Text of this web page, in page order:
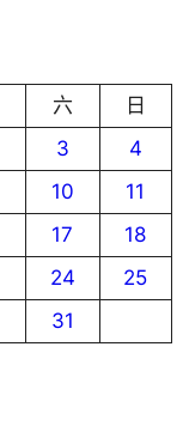
六
日
3
4
10
11
17
18
24
25
31